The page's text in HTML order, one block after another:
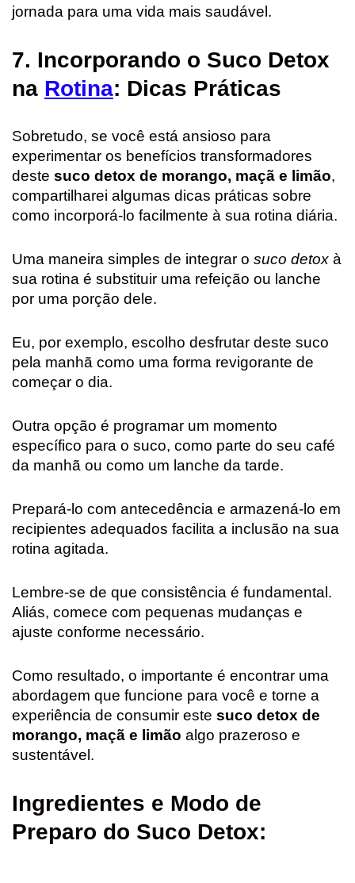
jornada para uma vida mais saudável.
7. Incorporando o Suco Detox
na Rotina: Dicas Práticas
Sobretudo, se você está ansioso para
experimentar os benefícios transformadores
deste suco detox de morango, maçã e limão,
compartilharei algumas dicas práticas sobre
como incorporá-lo facilmente à sua rotina diária.
Uma maneira simples de integrar o suco detox à
sua rotina é substituir uma refeição ou lanche
por uma porção dele.
Eu, por exemplo, escolho desfrutar deste suco
pela manhã como uma forma revigorante de
começar o dia.
Outra opção é programar um momento
específico para o suco, como parte do seu café
da manhã ou como um lanche da tarde.
Prepará-lo com antecedência e armazená-lo em
recipientes adequados facilita a inclusão na sua
rotina agitada.
Lembre-se de que consistência é fundamental.
Aliás, comece com pequenas mudanças e
ajuste conforme necessário.
Como resultado, o importante é encontrar uma
abordagem que funcione para você e torne a
experiência de consumir este suco detox de
morango, maçã e limão algo prazeroso e
sustentável.
Ingredientes e Modo de
Preparo do Suco Detox: